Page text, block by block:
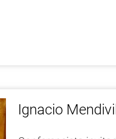
Ignacio Mendivil